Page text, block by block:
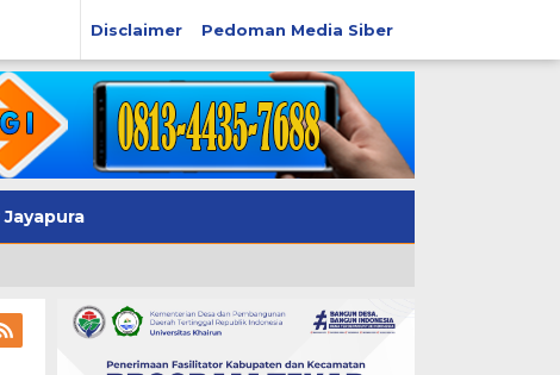
Disclaimer Pedoman Media Siber